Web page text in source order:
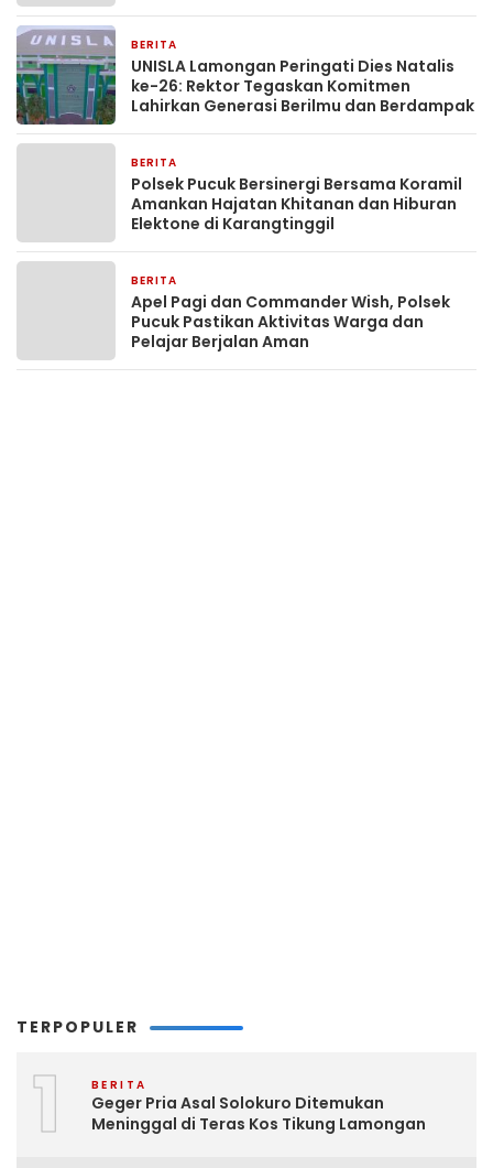
BERITA
UNISLA Lamongan Peringati Dies Natalis
ke-26: Rektor Tegaskan Komitmen
Lahirkan Generasi Berilmu dan Berdampak
BERITA
Polsek Pucuk Bersinergi Bersama Koramil
Amankan Hajatan Khitanan dan Hiburan
Elektone di Karangtinggil
BERITA
Apel Pagi dan Commander Wish, Polsek
Pucuk Pastikan Aktivitas Warga dan
Pelajar Berjalan Aman
TERPOPULER
1 BERITA
Geger Pria Asal Solokuro Ditemukan
Meninggal di Teras Kos Tikung Lamongan